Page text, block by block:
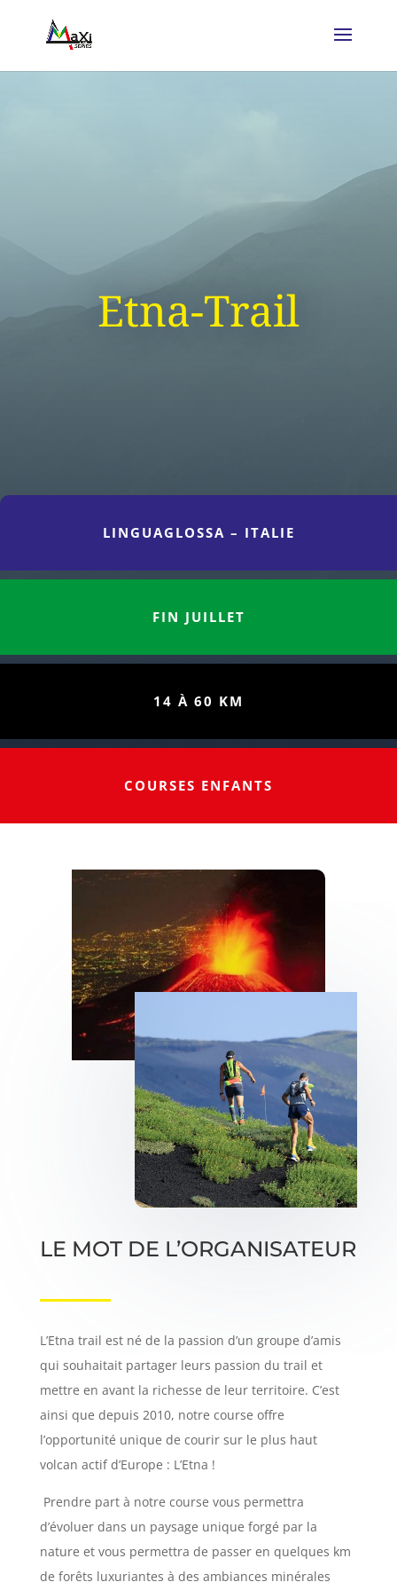
Etna-Trail
LINGUAGLOSSA – ITALIE
FIN JUILLET
14 À 60 KM
COURSES ENFANTS
LE MOT DE L’ORGANISATEUR
L’Etna trail est né de la passion d’un groupe d’amis
qui souhaitait partager leurs passion du trail et
mettre en avant la richesse de leur territoire. C’est
ainsi que depuis 2010, notre course offre
l’opportunité unique de courir sur le plus haut
volcan actif d’Europe : L’Etna !
Prendre part à notre course vous permettra
d’évoluer dans un paysage unique forgé par la
nature et vous permettra de passer en quelques km
de forêts luxuriantes à des ambiances minérales